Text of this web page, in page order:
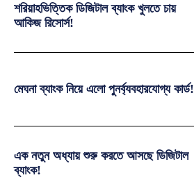
শরিয়াহভিত্তিক ডিজিটাল ব্যাংক খুলতে চায়
আকিজ রিসোর্স!
মেঘনা ব্যাংক নিয়ে এলো পুনর্ব্যবহারযোগ্য কার্ড!
এক নতুন অধ্যায় শুরু করতে আসছে ডিজিটাল
ব্যাংক!